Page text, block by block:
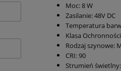
Moc: 8 W
Zasilanie: 48V DC
Temperatura
Klasa
Rodzaj szynowe:
CRI: 90
Strumień